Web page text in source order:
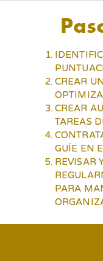
CREAR
CREAR
TAREAS
GUÍE EN
REVISAR
PARA